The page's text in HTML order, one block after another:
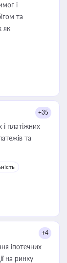
і
та
як
+35
платіжних
+4
іпотечних
на ринку